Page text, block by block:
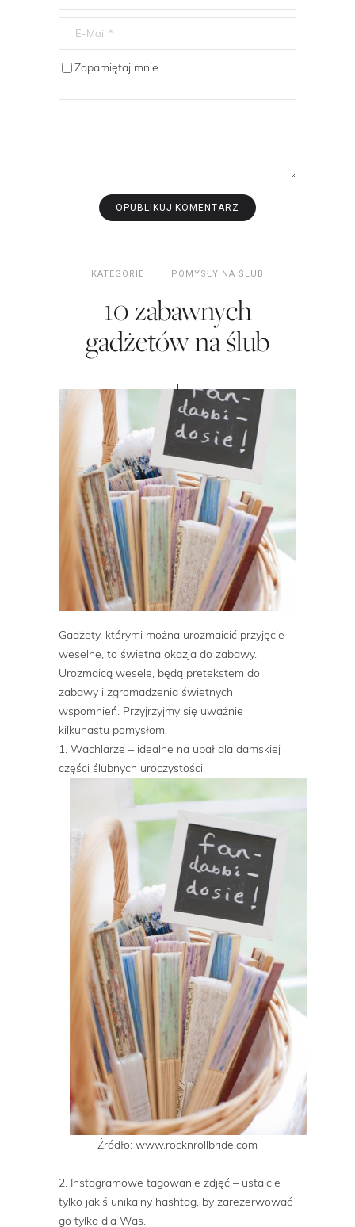
Zapamiętaj mnie.
KATEGORIE POMYSŁY NA ŚLUB
10 zabawnych
gadżetów na ślub
Gadżety, którymi można urozmaicić przyjęcie
weselne, to świetna okazja do zabawy.
Urozmaicą wesele, będą pretekstem do
zabawy i zgromadzenia świetnych
wspomnień. Przyjrzyjmy się uważnie
kilkunastu pomysłom.
1. Wachlarze – idealne na upał dla damskiej
części ślubnych uroczystości.
Źródło: www.rocknrollbride.com
2. Instagramowe tagowanie zdjęć – ustalcie
tylko jakiś unikalny hashtag, by zarezerwować
go tylko dla Was.